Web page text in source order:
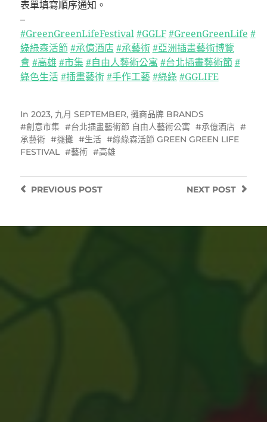
表單填寫順序通知。
–
#GreenGreenLifeFestival #GGLF #GreenGreenLife #
綠綠森活節 #承億酒店 #承藝術 #亞洲插畫藝術博覽
會 #高雄 #市集 #自由人藝術公寓 #台北插畫藝術節 #
綠色生活 #插畫藝術 #手作工藝 #綠綠 #GGLIFE
In 2023, 九月 SEPTEMBER, 攤商品牌 BRANDS
創意市集
台北插畫藝術節 自由人藝術公寓
承億酒店
承藝術
擺攤 生活
綠綠森活節 GREEN GREEN LIFE
FESTIVAL
藝術 高雄
NEXT POST
PREVIOUSPOST